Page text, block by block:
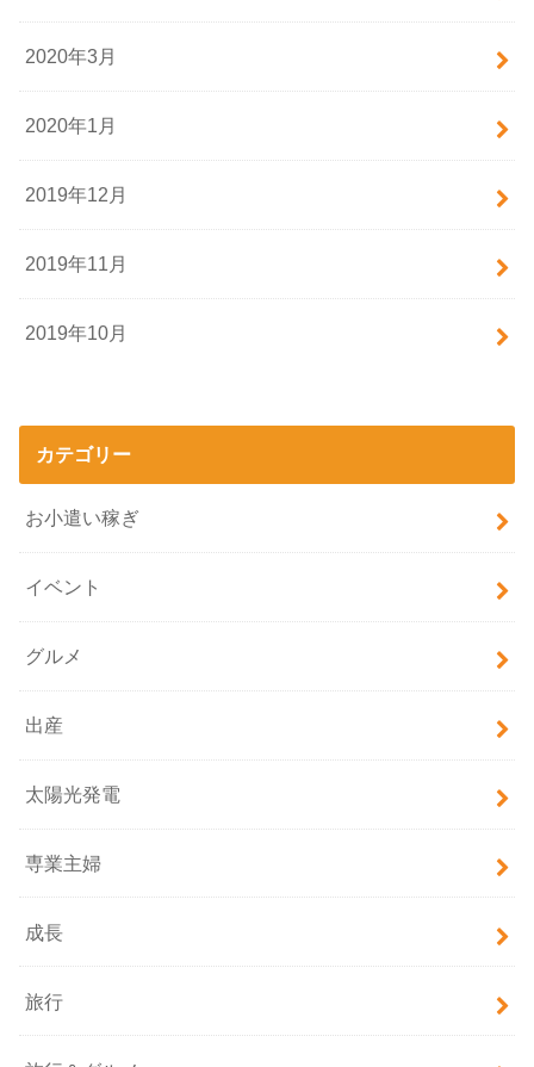
2020年3月
2020年1月
2019年12月
2019年11月
2019年10月
カテゴリー
お小遣い稼ぎ
イベント
グルメ
出産
太陽光発電
専業主婦
成長
旅行